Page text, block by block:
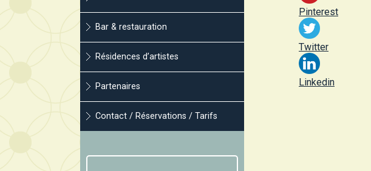
Bar & restauration
Résidences d’artistes
Partenaires
Contact / Réservations / Tarifs
Pinterest
Twitter
Linkedin